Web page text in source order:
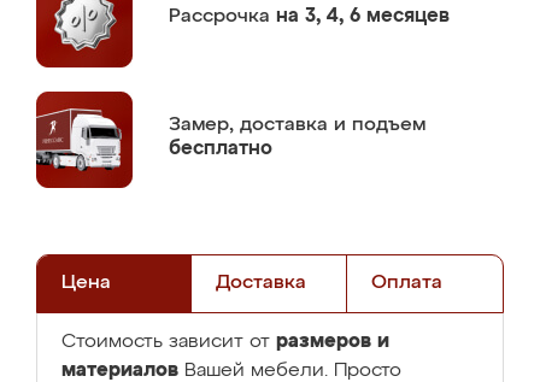
Рассрочка на 3, 4, 6 месяцев
Замер, доставка и подъем
бесплатно
Цена Доставка Оплата
Стоимость зависит от размеров и
материалов Вашей мебели. Просто